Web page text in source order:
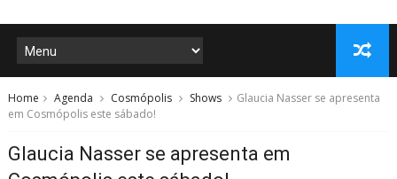
Home Agenda Cosmópolis Shows
Glaucia Nasser se apresenta
em Cosmópolis este sábado!
Glaucia Nasser se apresenta em